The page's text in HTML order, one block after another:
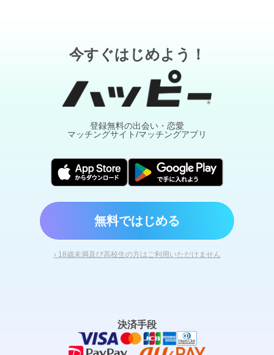
今すぐはじめよう！
登録無料の出会い・恋愛
マッチングサイト/マッチングアプリ
無料ではじめる
› 18歳未満及び高校生の方はご利用いただけません
決済手段